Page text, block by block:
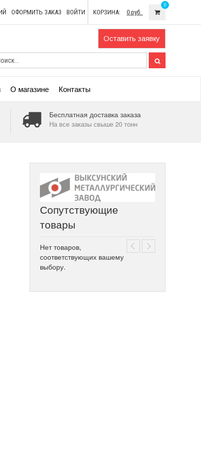
ОФОРМИТЬ ЗАКАЗ ВОЙТИ КОРЗИНА: 0 руб.
0
Оставить заявку
О магазине Контакты
Бесплатная доставка заказа
На все заказы свыше 20 тонн
Сопутствующие
товары
Нет товаров,
соответствующих вашему
выбору.